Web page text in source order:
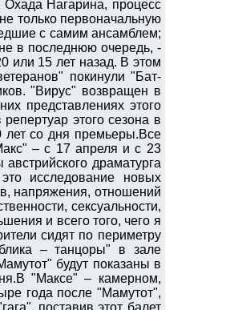
Нагарина, процесс
только первоначальную
с самим ансамблем;
в последнюю очередь, -
или 15 лет назад. В этом
покинули "Бат-
"Вирус" возвращен в
представлениях этого
этого сезона в
лет со дня премьеры.Все
– с 17 апреля и с 23
драматурга
исследование новых
напряжения, отношений
сексуальности,
и всего того, чего я
сидят по периметру
– танцоры" в зале
будут показаны в
"Максе" – камерном,
года после "Мамутот",